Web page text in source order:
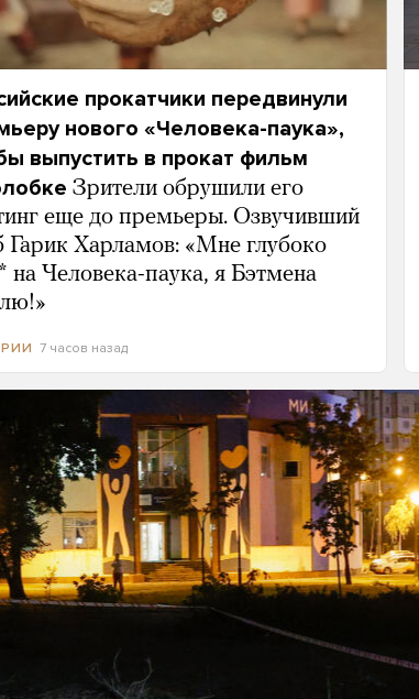
прокатчики передвинули
нового «Человека-паука»,
выпустить в прокат фильм
Зрители обрушили его
еще до премьеры. Озвучивший
Гарик Харламов: «Мне глубоко
на Человека-паука, я Бэтмена
7 часов назад